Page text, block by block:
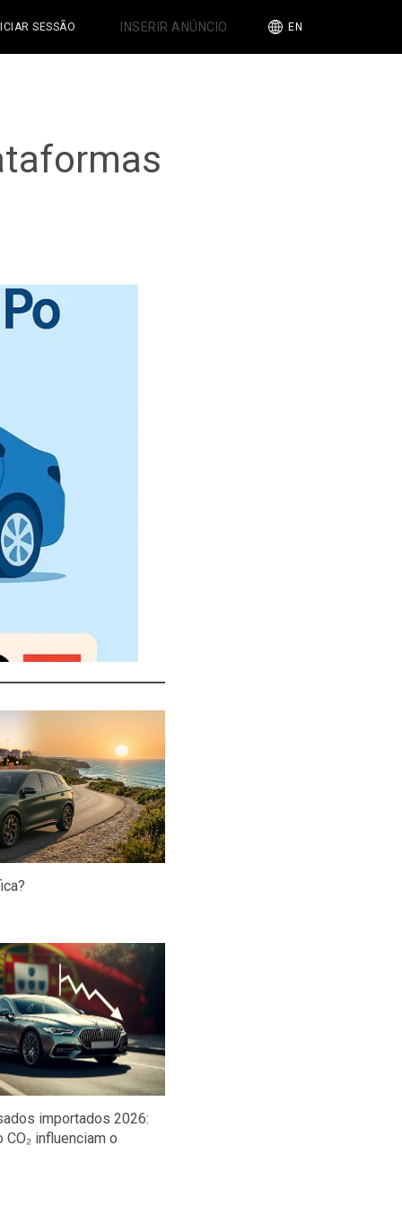
SESSÃO INSERIR ANÚNCIO EN
importados 2026:
influenciam o